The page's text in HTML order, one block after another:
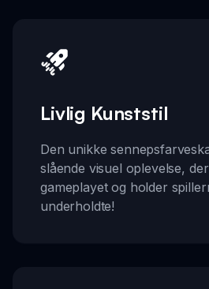
Livlig Kunststil
Den unikke
slående visuel oplevelse,
gameplayet og holder
underholdte!